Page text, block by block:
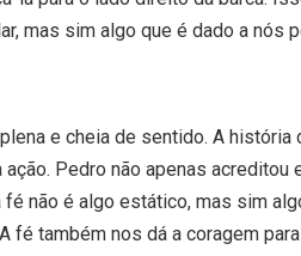
mas sim algo que é dado a nós
e cheia de sentido. A
Pedro não apenas
não é algo estático, mas sim
fé também nos dá a coragem